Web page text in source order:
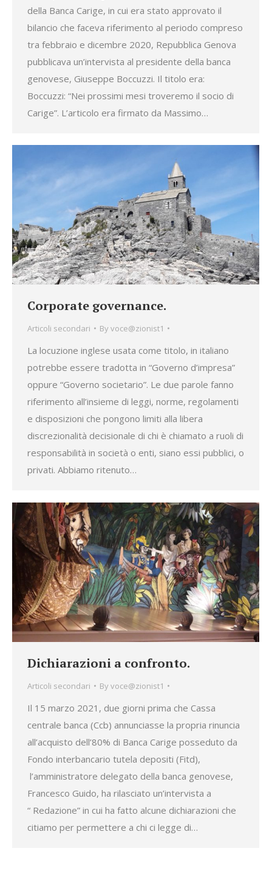
della Banca Carige, in cui era stato approvato il
bilancio che faceva riferimento al periodo compreso
tra febbraio e dicembre 2020, Repubblica Genova
pubblicava un’intervista al presidente della banca
genovese, Giuseppe Boccuzzi. Il titolo era:
Boccuzzi: “Nei prossimi mesi troveremo il socio di
Carige”. L’articolo era firmato da Massimo…
Corporate governance.
Articoli secondari Byvoce@zionist1
La locuzione inglese usata come titolo, in italiano
potrebbe essere tradotta in “Governo d’impresa”
oppure “Governo societario”. Le due parole fanno
riferimento all’insieme di leggi, norme, regolamenti
e disposizioni che pongono limiti alla libera
discrezionalità decisionale di chi è chiamato a ruoli di
responsabilità in società o enti, siano essi pubblici, o
privati. Abbiamo ritenuto…
Dichiarazioni a confronto.
Articoli secondari Byvoce@zionist1
Il 15 marzo 2021, due giorni prima che Cassa
centrale banca (Ccb) annunciasse la propria rinuncia
all’acquisto dell’80% di Banca Carige posseduto da
Fondo interbancario tutela depositi (Fitd),
l’amministratore delegato della banca genovese,
Francesco Guido, ha rilasciato un’intervista a
“ Redazione” in cui ha fatto alcune dichiarazioni che
citiamo per permettere a chi ci legge di…